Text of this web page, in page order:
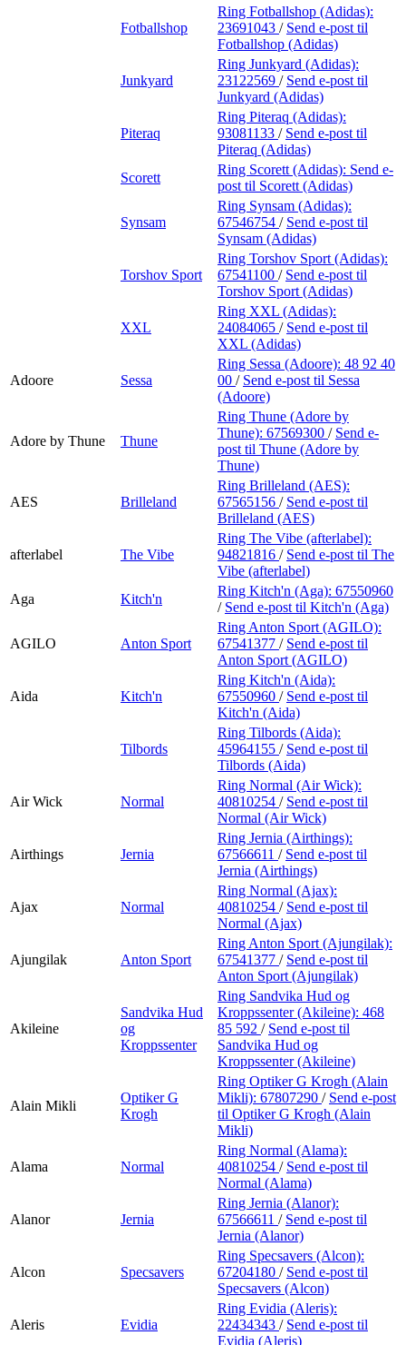
Fotballshop
Ring Fotballshop (Adidas):
23691043 / Send e-post til
Fotballshop (Adidas)
Junkyard
Ring Junkyard (Adidas):
23122569 / Send e-post til
Junkyard (Adidas)
Piteraq
Ring Piteraq (Adidas):
93081133 / Send e-post til
Piteraq (Adidas)
Scorett
Ring Scorett (Adidas): Send e-
post til Scorett (Adidas)
Synsam
Ring Synsam (Adidas):
67546754 / Send e-post til
Synsam (Adidas)
Torshov Sport
Ring Torshov Sport (Adidas):
67541100 / Send e-post til
Torshov Sport (Adidas)
XXL
Ring XXL (Adidas):
24084065 / Send e-post til
XXL (Adidas)
Adoore Sessa
Ring Sessa (Adoore): 48 92 40
00 / Send e-post til Sessa
(Adoore)
Adore by Thune Thune
Ring Thune (Adore by
Thune): 67569300 / Send e-
post til Thune (Adore by
Thune)
AES Brilleland
Ring Brilleland (AES):
67565156 / Send e-post til
Brilleland (AES)
afterlabel The Vibe
Ring The Vibe (afterlabel):
94821816 / Send e-post til The
Vibe (afterlabel)
Aga
Kitch'n
Ring Kitch'n (Aga): 67550960
/ Send e-post til Kitch'n (Aga)
AGILO Anton Sport
Ring Anton Sport (AGILO):
67541377 / Send e-post til
Anton Sport (AGILO)
Aida Kitch'n
Ring Kitch'n (Aida):
67550960 / Send e-post til
Kitch'n (Aida)
Tilbords
Ring Tilbords (Aida):
45964155 / Send e-post til
Tilbords (Aida)
Air Wick Normal
Ring Normal (Air Wick):
40810254 / Send e-post til
Normal (Air Wick)
Airthings Jernia
Ring Jernia (Airthings):
67566611 / Send e-post til
Jernia (Airthings)
Ajax Normal
Ring Normal (Ajax):
40810254 / Send e-post til
Normal (Ajax)
Ajungilak Anton Sport
Ring Anton Sport (Ajungilak):
67541377 / Send e-post til
Anton Sport (Ajungilak)
Akileine
Sandvika Hud
og
Kroppssenter
Ring Sandvika Hud og
Kroppssenter (Akileine): 468
85 592 / Send e-post til
Sandvika Hud og
Kroppssenter (Akileine)
Alain Mikli
Optiker G
Krogh
Ring Optiker G Krogh (Alain
Mikli): 67807290 / Send e-post
til Optiker G Krogh (Alain
Mikli)
Alama Normal
Ring Normal (Alama):
40810254 / Send e-post til
Normal (Alama)
Alanor Jernia
Ring Jernia (Alanor):
67566611 / Send e-post til
Jernia (Alanor)
Alcon Specsavers
Ring Specsavers (Alcon):
67204180 / Send e-post til
Specsavers (Alcon)
Aleris Evidia
Ring Evidia (Aleris):
22434343 / Send e-post til
Evidia (Aleris)